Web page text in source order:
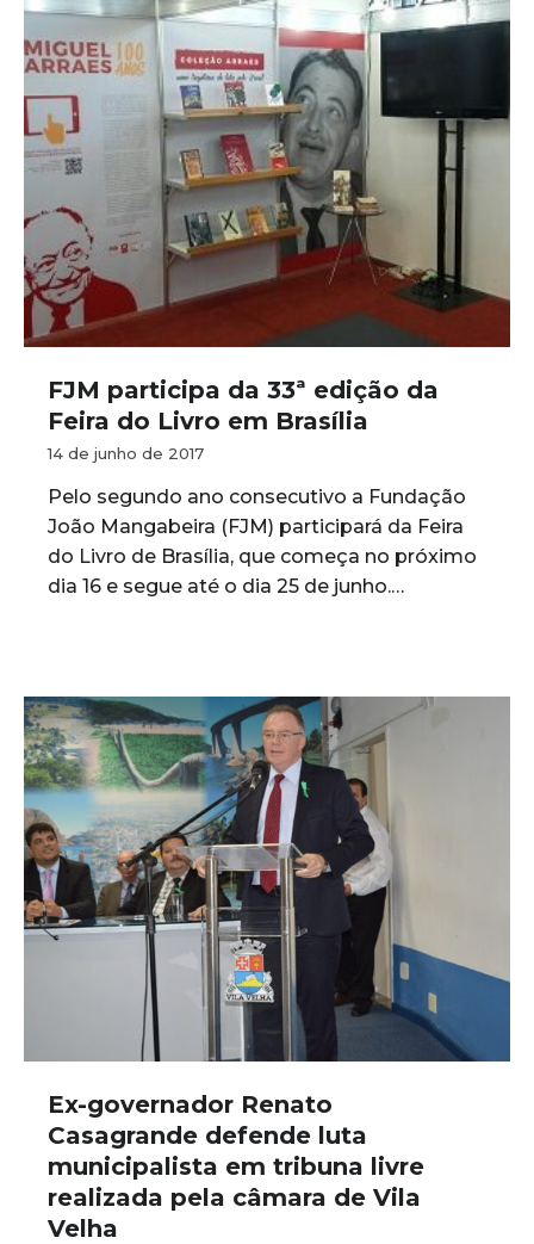
FJM participa da 33ª edição da
Feira do Livro em Brasília
14 de junho de 2017
Pelo segundo ano consecutivo a Fundação
João Mangabeira (FJM) participará da Feira
do Livro de Brasília, que começa no próximo
dia 16 e segue até o dia 25 de junho.…
Ex-governador Renato
Casagrande defende luta
municipalista em tribuna livre
realizada pela câmara de Vila
Velha